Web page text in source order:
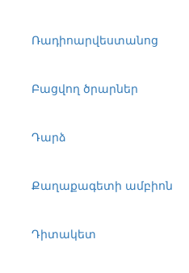
Ռադիոարվեստանոց
Բացվող ծրարներ
Դարձ
Քաղաքագետի ամբիոն
Դիտակետ